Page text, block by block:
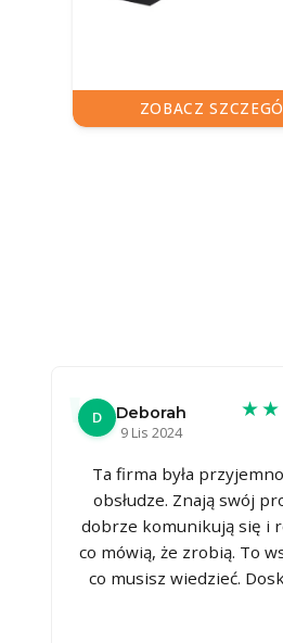
ZOBACZ
D
Deborah
9 Lis 2024
Ta firma była
obsłudze. Znają swój
dobrze komunikują się i
co mówią, że zrobią. To
co musisz wiedzieć.